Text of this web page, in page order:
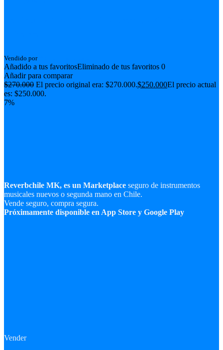
Vendido por
Añadido a tus favoritosEliminado de tus favoritos 0
Añadir para comparar
$270.000 El precio original era: $270.000.$250.000El precio actual
es: $250.000.
7%
Reverbchile MK, es un Marketplace seguro de instrumentos
musicales nuevos o segunda mano en Chile.
Vende seguro, compra segura.
Próximamente disponible en App Store y Google Play
Vender